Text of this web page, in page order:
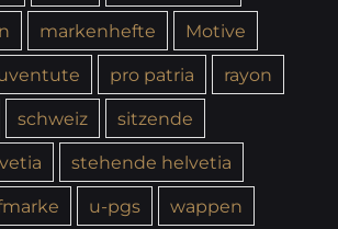
markenhefte
Motive
pro patria
rayon
schweiz
sitzende
stehende helvetia
u-pgs
wappen